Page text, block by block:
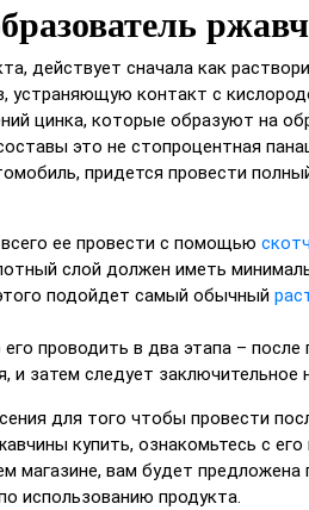
действует сначала как
устраняющую контакт с
цинка, которые образуют на
это не стопроцентная
придется провести
ее провести с помощью
слой должен иметь
подойдет самый обычный
проводить в два этапа – после
и затем следует заключительное
для того чтобы провести
купить, ознакомьтесь с его
магазине, вам будет предложена
использованию продукта.